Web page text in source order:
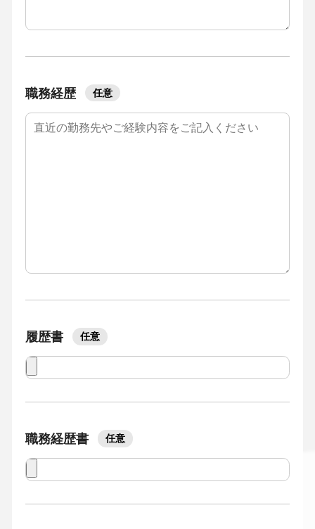
職務経歴 任意
履歴書 任意
職務経歴書 任意